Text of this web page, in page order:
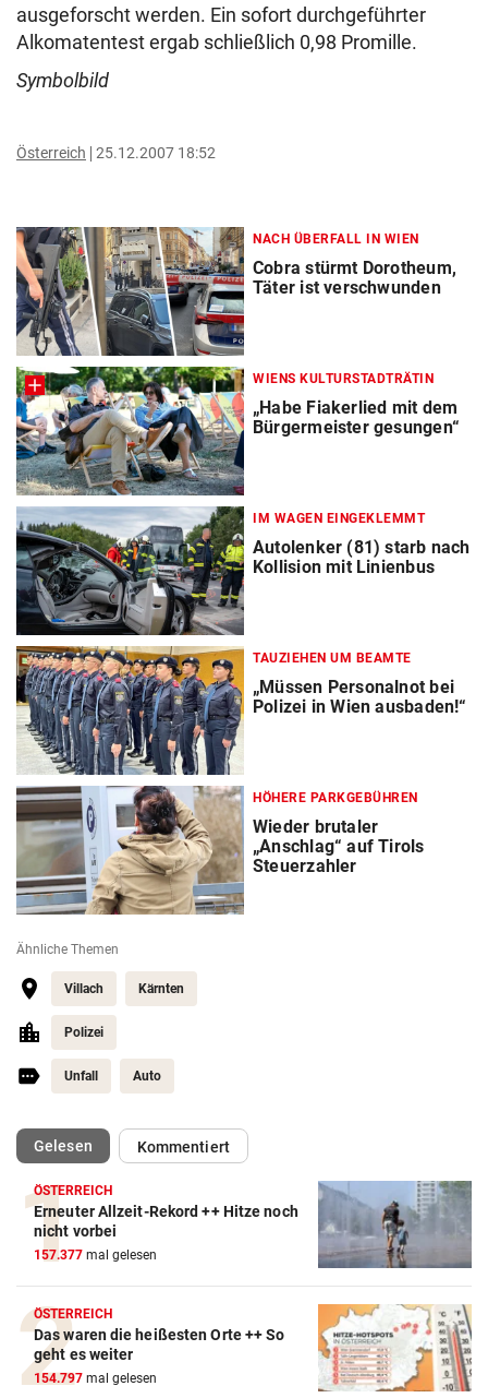
ausgeforscht werden. Ein sofort durchgeführter
Alkomatentest ergab schließlich 0,98 Promille.
Symbolbild
Österreich 25.12.2007 18:52
NACH ÜBERFALL IN WIEN
Cobra stürmt Dorotheum,
Täter ist verschwunden
WIENS KULTURSTADTRÄTIN
„Habe Fiakerlied mit dem
Bürgermeister gesungen“
IM WAGEN EINGEKLEMMT
Autolenker (81) starb nach
Kollision mit Linienbus
TAUZIEHEN UM BEAMTE
„Müssen Personalnot bei
Polizei in Wien ausbaden!“
HÖHERE PARKGEBÜHREN
Wieder brutaler
„Anschlag“ auf Tirols
Steuerzahler
Ähnliche Themen
Villach Kärnten
Polizei
Unfall Auto
Gelesen(ausgewählt)Kommentiert
ÖSTERREICH
Erneuter Allzeit-Rekord ++ Hitze noch
nicht vorbei
157.377 mal gelesen
ÖSTERREICH
Das waren die heißesten Orte ++ So
geht es weiter
154.797 mal gelesen